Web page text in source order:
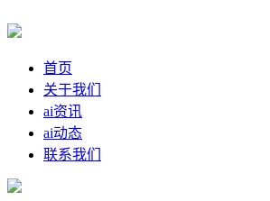
首页
关于我们
ai资讯
ai动态
联系我们